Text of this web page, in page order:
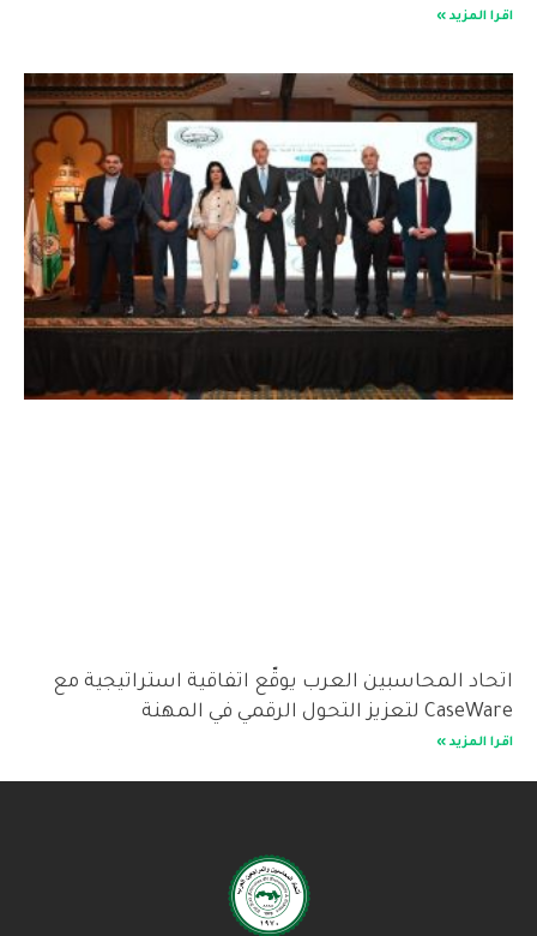
اقرا المزيد »
اتحاد المحاسبين العرب يوقّع اتفاقية استراتيجية مع
CaseWare لتعزيز التحول الرقمي في المهنة
اقرا المزيد »